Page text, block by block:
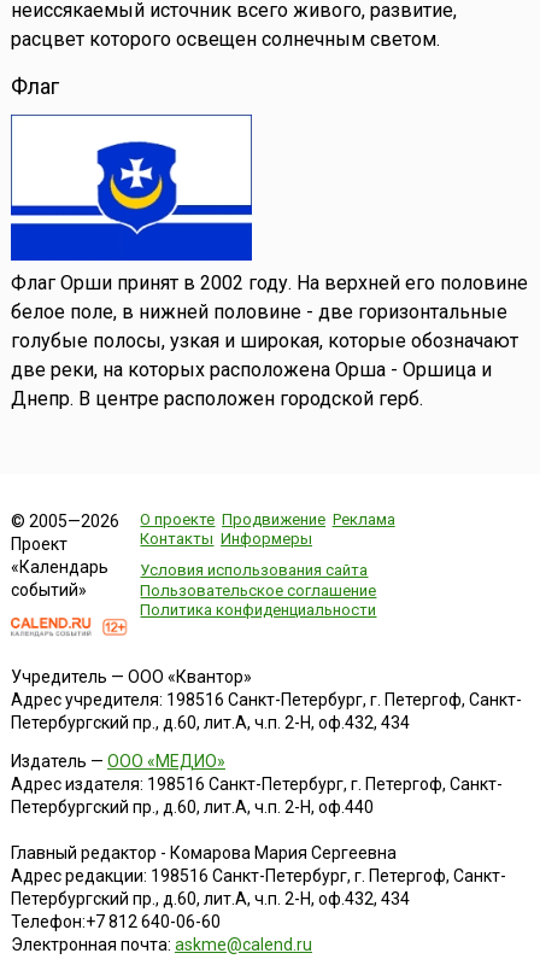
неиссякаемый источник всего живого, развитие,
расцвет которого освещен солнечным светом.
Флаг
Флаг Орши принят в 2002 году. На верхней его половине
белое поле, в нижней половине - две горизонтальные
голубые полосы, узкая и широкая, которые обозначают
две реки, на которых расположена Орша - Оршица и
Днепр. В центре расположен городской герб.
© 2005—2026
Проект
«Календарь
событий»
О проекте Продвижение Реклама
Контакты Информеры
Условия использования сайта
Пользовательское соглашение
Политика конфиденциальности
Учредитель — ООО «Квантор»
Адрес учредителя: 198516 Санкт-Петербург, г. Петергоф, Санкт-
Петербургский пр., д.60, лит.А, ч.п. 2-Н, оф.432, 434
Издатель — ООО «МЕДИО»
Адрес издателя: 198516 Санкт-Петербург, г. Петергоф, Санкт-
Петербургский пр., д.60, лит.А, ч.п. 2-Н, оф.440
Главный редактор - Комарова Мария Сергеевна
Адрес редакции: 198516 Санкт-Петербург, г. Петергоф, Санкт-
Петербургский пр., д.60, лит.А, ч.п. 2-Н, оф.432, 434
Телефон:+7 812 640-06-60
Электронная почта: askme@calend.ru